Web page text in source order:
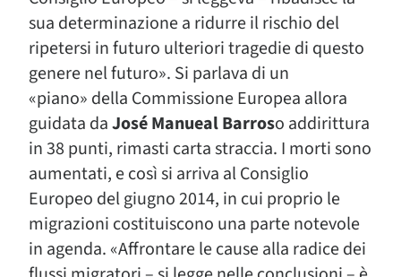
sua determinazione a ridurre il rischio del
ripetersi in futuro ulteriori tragedie di questo
genere nel futuro». Si parlava di un
«piano» della Commissione Europea allora
guidata daJosé Manueal Barroso addirittura
in 38 punti, rimasti carta straccia. I morti sono
aumentati, e così si arriva al Consiglio
Europeo del giugno 2014, in cui proprio le
migrazioni costituiscono una parte notevole
in agenda. «Affrontare le cause alla radice dei